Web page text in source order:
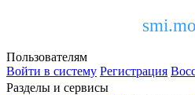
Пользователям
Войти в систему Регистрация
Разделы и сервисы